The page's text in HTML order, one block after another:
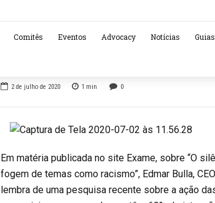
Comitês Eventos Advocacy Notícias Guias
2 de julho de 2020 1 min 0
Em matéria publicada no site Exame, sobre “O
fogem de temas como racismo”, Edmar Bulla,
lembra de uma pesquisa recente sobre a ação